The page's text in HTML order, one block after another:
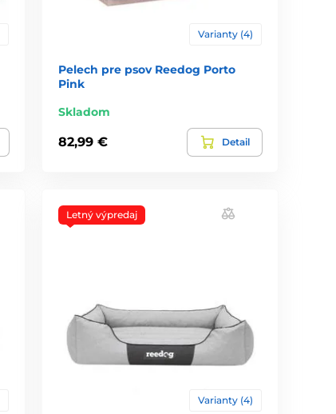
Varianty (4)
Pelech pre psov Reedog Porto
Pink
Skladom
82,99 € Detail
Letný výpredaj
Varianty (4)